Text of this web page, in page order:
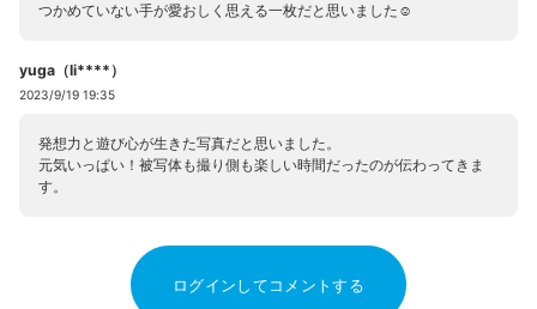
つかめていない手が愛おしく思える一枚だと思いました☺
yuga（li****）
2023/9/19 19:35
発想力と遊び心が生きた写真だと思いました。
元気いっぱい！被写体も撮り側も楽しい時間だったのが伝わってきま
す。
ログインしてコメントする